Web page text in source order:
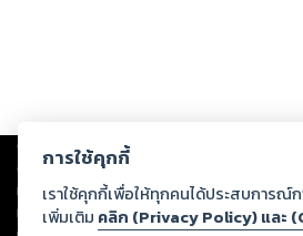
Copyright © 2026
ต่อผลงานหรือเนื้อหาใดที่อัปโหลดผ่านเว็บไซต์และ
ทรัพย์สินทางปัญญาของบุคคลอื่นหรือขัดต่อกฎหม
ทุกท่านโปรดใช้วิจารณญาณในการกลั่นกรองด้วย
การใช้คุกกี้
เราใช้คุกกี้เพื่อให้ทุกคนได้ประสบการณ์
เพิ่มเติม คลิก (Privacy Policy) และ